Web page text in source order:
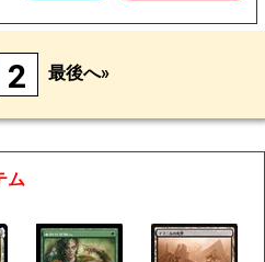
2 最後へ»
ム